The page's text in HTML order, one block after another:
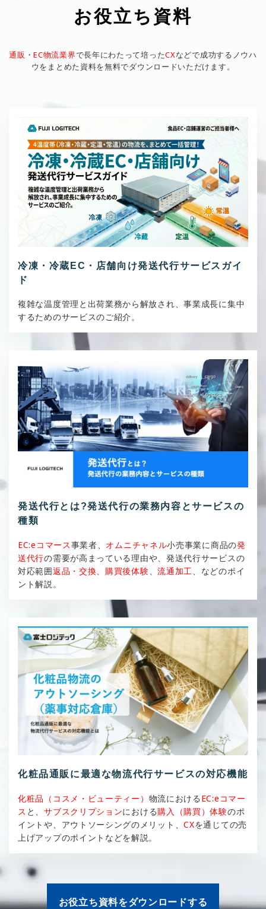
お役立ち資料
通販 ・EC物流業界で長年にわたって培ったCXなどで成功するノウハ
ウをまとめた資料を無料でダウンロードいただけます。
冷凍・冷蔵EC・店舗向け発送代行サービスガイ
ド
複雑な温度管理と出荷業務から解放され、事業成長に集中
するためのサービスのご紹介。
発送代行とは?発送代行の業務内容とサービスの
種類
EC:eコマース事業者、 オムニチャネル小売事業に商品の発
送代行の需要が高まっている理由や、発送代行サービスの
対応範囲返品・交換、購買後体験、流通加工、などのポイ
ント解説。
化粧品通販に最適な物流代行サービスの対応機能
化粧品（コスメ・ビューティー） 物流における EC:eコマー
ス と、サブスクリプションにおける購入（購買）体験のポ
イントや、アウトソーシングのメリット、CXを通じての売
上げアップのポイントなどを解説。
お役立ち資料をダウンロードする